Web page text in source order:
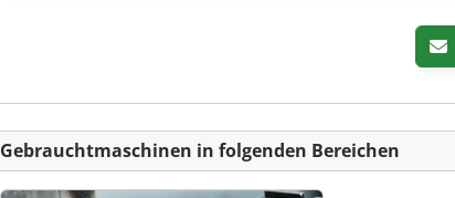
Gebrauchtmaschinen in folgenden Bereichen